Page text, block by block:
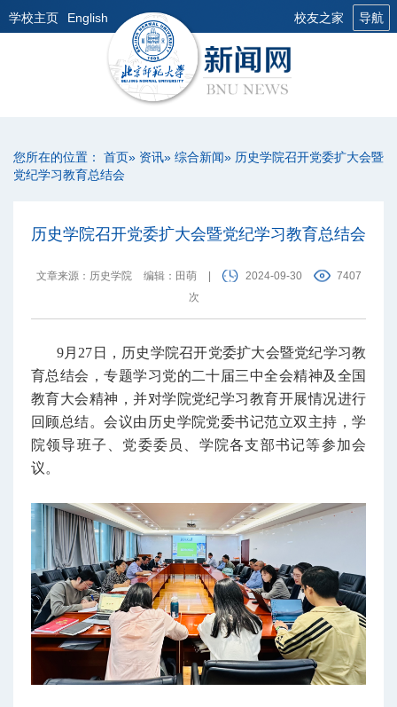
学校主页 English 校友之家 导航
您所在的位置： 首页» 资讯» 综合新闻» 历史学院召开党委扩大会暨
党纪学习教育总结会
历史学院召开党委扩大会暨党纪学习教育总结会
文章来源：历史学院 编辑：田萌 2024-09-30
7407
次
9月27日，历史学院召开党委扩大会暨党纪学习教
育总结会，专题学习党的二十届三中全会精神及全国
教育大会精神，并对学院党纪学习教育开展情况进行
回顾总结。会议由历史学院党委书记范立双主持，学
院领导班子、党委委员、学院各支部书记等参加会
议。